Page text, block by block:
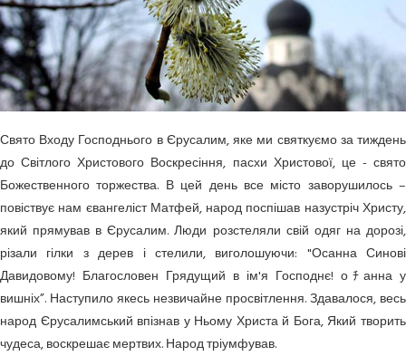
Свято Входу Господнього в Єрусалим, яке ми святкуємо за тиждень
до Світлого Христового Воскресіння, пасхи Христової, це - свято
Божественного торжества. В цей день все місто заворушилось –
повіствує нам євангеліст Матфей, народ поспішав назустріч Христу,
який прямував в Єрусалим. Люди розстеляли свій одяг на дорозі,
різали гілки з дерев і стелили, виголошуючи: "Осанна Синові
Давидовому! Благословен Грядущий в ім'я Господнє! оﾁанна у
вишніх”. Наступило якесь незвичайне просвітлення. Здавалося, весь
народ Єрусалимський впізнав у Ньому Христа й Бога, Який творить
чудеса, воскрешає мертвих. Народ тріумфував.